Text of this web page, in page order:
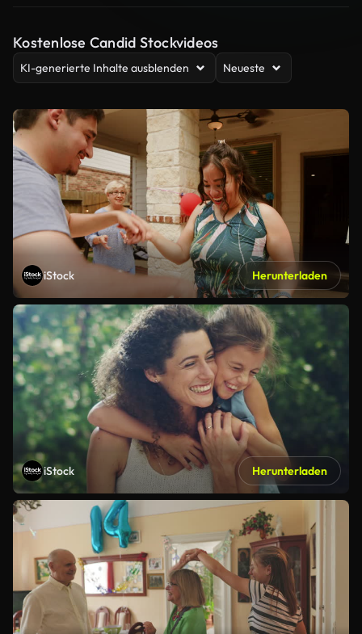
Kostenlose Candid Stockvideos
KI-generierte Inhalte ausblenden Neueste
iStock Herunterladen
iStock Herunterladen